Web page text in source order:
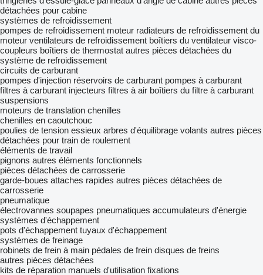
détachées pour cabine
systèmes de refroidissement
pompes de refroidissement moteur radiateurs de refroidissement du
moteur ventilateurs de refroidissement boîtiers du ventilateur visco-
coupleurs boîtiers de thermostat autres pièces détachées du
système de refroidissement
circuits de carburant
pompes d'injection réservoirs de carburant pompes à carburant
filtres à carburant injecteurs filtres à air boîtiers du filtre à carburant
suspensions
moteurs de translation chenilles
chenilles en caoutchouc
poulies de tension essieux arbres d'équilibrage volants autres pièces
détachées pour train de roulement
éléments de travail
pignons autres éléments fonctionnels
pièces détachées de carrosserie
garde-boues attaches rapides autres pièces détachées de
carrosserie
pneumatique
électrovannes soupapes pneumatiques accumulateurs d'énergie
systèmes d'échappement
pots d'échappement tuyaux d'échappement
systèmes de freinage
robinets de frein à main pédales de frein disques de freins
autres pièces détachées
kits de réparation manuels d'utilisation fixations